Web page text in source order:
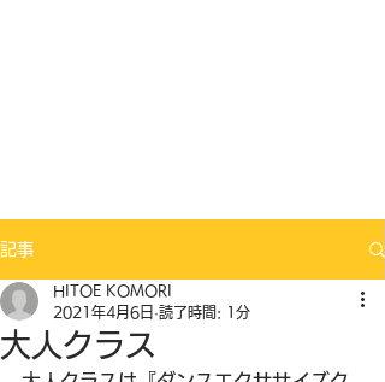
記事
大人クラス
HITOE KOMORI
2021年4月6日 読了時間: 1分